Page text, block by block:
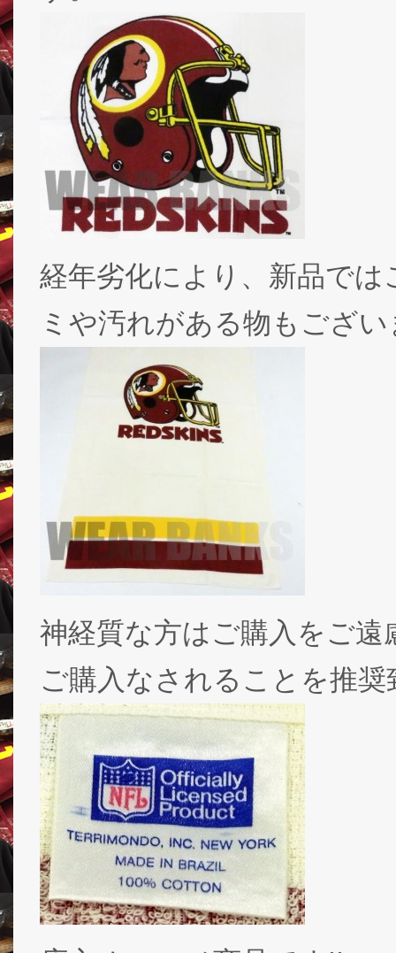
経年劣化により、新品で
ミや汚れがある物もござ
神経質な方はご購入をご
ご購入なされることを推